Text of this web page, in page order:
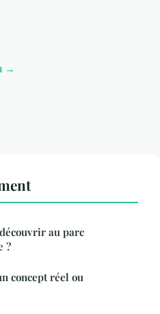
→
au parc
?
concept réel ou